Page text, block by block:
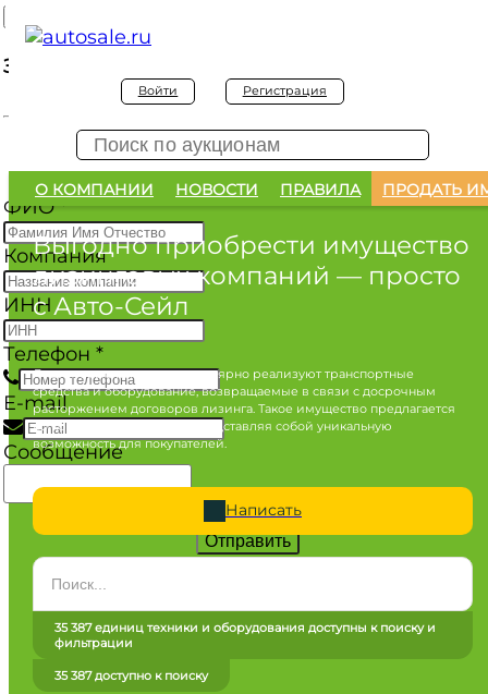
Войти Регистрация
О КОМПАНИИ НОВОСТИ ПРАВИЛА ПРОДАТЬ
Выгодно приобрести имущество
лизинговых компаний — просто
с Авто-Сейл
Лизинговые компании регулярно реализуют транспортные
средства и оборудование, возвращаемые в связи с досрочным
расторжением договоров лизинга. Такое имущество предлагается
по конкурентным ценам, представляя собой уникальную
возможность для покупателей.
Написать
Марка
Все марки
35 387 единиц техники и оборудования доступны к поиску и
фильтрации
35 387 доступно к поиску
Заявка на покупку
Заявка на покупку изъятого а/м
ФИО*
Компания
ИНН
Телефон *
E-mail
Сообщение
Отправить